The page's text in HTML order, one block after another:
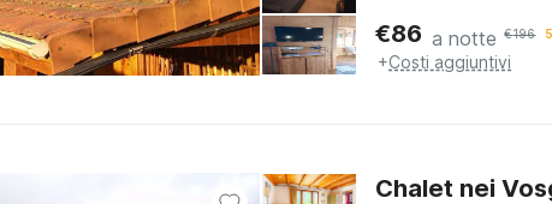
€86 a notte €196
+Costi aggiuntivi
Chalet nei